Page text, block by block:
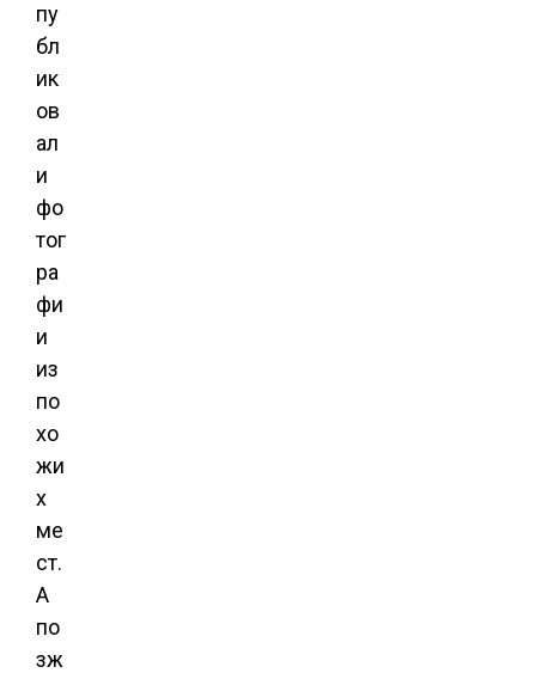
пу
бл
ик
ов
ал
и
фо
тог
ра
фи
и
из
по
хо
жи
х
ме
ст.
А
по
зж